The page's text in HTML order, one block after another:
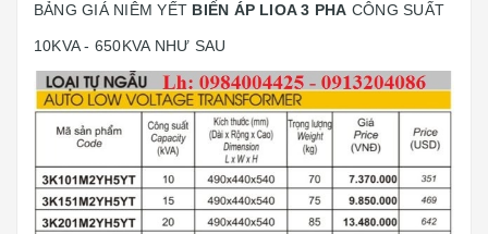
BẢNG GIÁ NIÊM YẾT BIẾN ÁP LIOA 3 PHA CÔNG SUẤT
10KVA - 650KVA NHƯ SAU